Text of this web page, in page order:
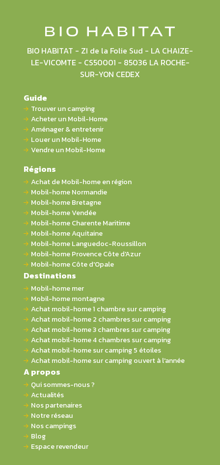
BIO HABITAT - ZI de la Folie Sud - LA CHAIZE-
LE-VICOMTE - CS50001 - 85036 LA ROCHE-
SUR-YON CEDEX
Guide
Trouver un camping
Acheter un Mobil-Home
Aménager & entretenir
Louer un Mobil-Home
Vendre un Mobil-Home
Régions
Achat de Mobil-home en région
Mobil-home Normandie
Mobil-home Bretagne
Mobil-home Vendée
Mobil-home Charente Maritime
Mobil-home Aquitaine
Mobil-home Languedoc-Roussillon
Mobil-home Provence Côte d'Azur
Mobil-home Côte d'Opale
Destinations
Mobil-home mer
Mobil-home montagne
Achat mobil-home 1 chambre sur camping
Achat mobil-home 2 chambres sur camping
Achat mobil-home 3 chambres sur camping
Achat mobil-home 4 chambres sur camping
Achat mobil-home sur camping 5 étoiles
Achat mobil-home sur camping ouvert à l'année
A propos
Qui sommes-nous ?
Actualités
Nos partenaires
Notre réseau
Nos campings
Blog
Espace revendeur